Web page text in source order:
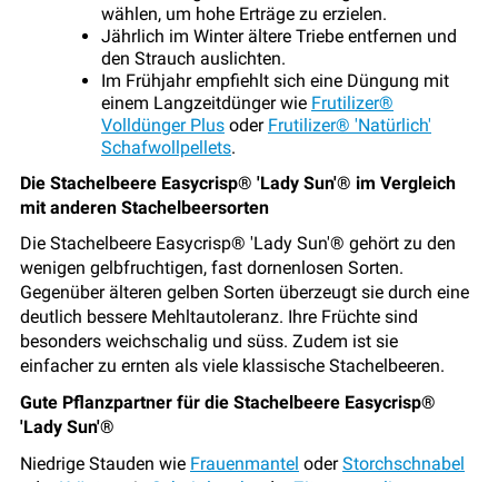
wählen, um hohe Erträge zu erzielen.
Jährlich im Winter ältere Triebe entfernen und
den Strauch auslichten.
Im Frühjahr empfiehlt sich eine Düngung mit
einem Langzeitdünger wie Frutilizer®
Volldünger Plus oder Frutilizer® 'Natürlich'
Schafwollpellets.
Die Stachelbeere Easycrisp® 'Lady Sun'® im Vergleich
mit anderen Stachelbeersorten
Die Stachelbeere Easycrisp® 'Lady Sun'® gehört zu den
wenigen gelbfruchtigen, fast dornenlosen Sorten.
Gegenüber älteren gelben Sorten überzeugt sie durch eine
deutlich bessere Mehltautoleranz. Ihre Früchte sind
besonders weichschalig und süss. Zudem ist sie
einfacher zu ernten als viele klassische Stachelbeeren.
Gute Pflanzpartner für die Stachelbeere Easycrisp®
'Lady Sun'®
Niedrige Stauden wie Frauenmantel oderStorchschnabel